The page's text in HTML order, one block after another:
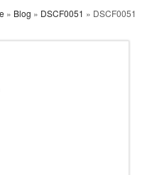
» Blog » DSCF0051 » DSCF0051